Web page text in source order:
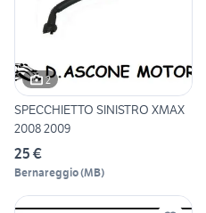
2
SPECCHIETTO SINISTRO XMAX
2008 2009
25 €
Bernareggio(MB)